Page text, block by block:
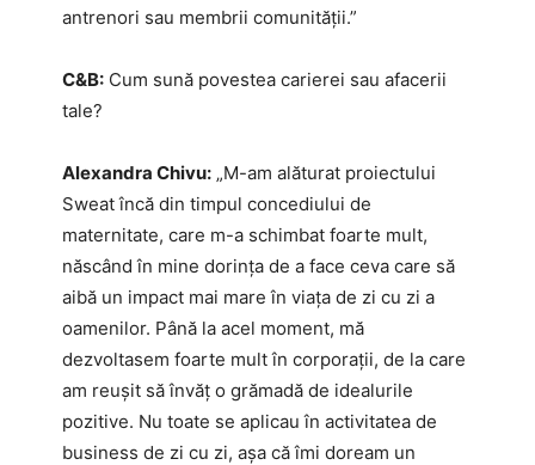
antrenori sau membrii comunității.”
C&B: Cum sună povestea carierei sau afacerii
tale?
Alexandra Chivu: „M-am alăturat proiectului
Sweat încă din timpul concediului de
maternitate, care m-a schimbat foarte mult,
născând în mine dorința de a face ceva care să
aibă un impact mai mare în viața de zi cu zi a
oamenilor. Până la acel moment, mă
dezvoltasem foarte mult în corporații, de la care
am reușit să învăț o grămadă de idealurile
pozitive. Nu toate se aplicau în activitatea de
business de zi cu zi, așa că îmi doream un